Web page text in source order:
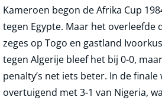
Kameroen begon de Afrika Cup
tegen Egypte. Maar het overleefde
zeges op Togo en gastland
tegen Algerije bleef het bij 0-0,
penalty’s net iets beter. In de
overtuigend met 3-1 van Nigeria,